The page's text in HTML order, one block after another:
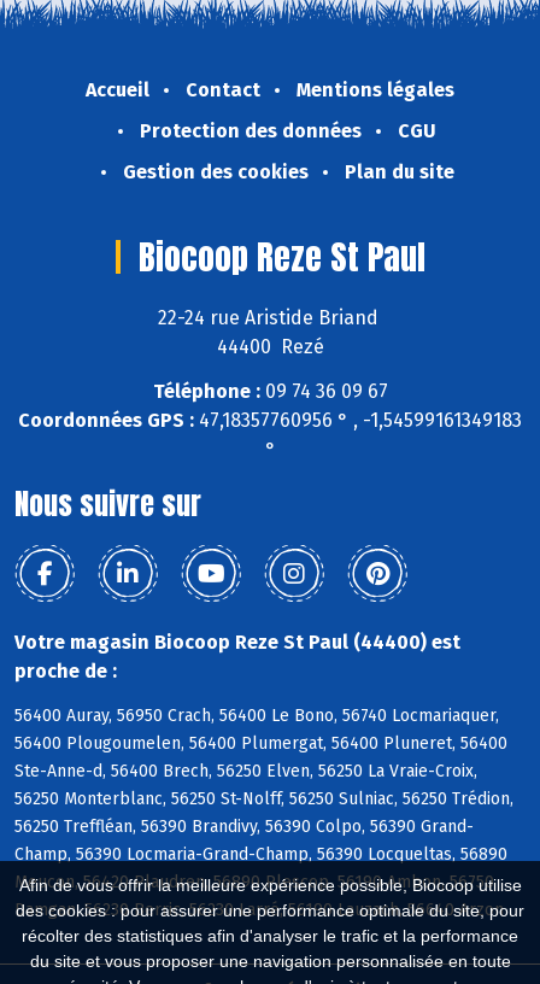
Afin de vous offrir la meilleure expérience possible, Biocoop utilise
des cookies : pour assurer une performance optimale du site, pour
récolter des statistiques afin d'analyser le trafic et la performance
du site et vous proposer une navigation personnalisée en toute
Accueil Contact
Mentions légales
Protection des données
CGU
Gestion des cookies
Plan du site
Biocoop Reze St Paul
22-24 rue Aristide Briand
44400 Rezé
Téléphone :09 74 36 09 67
Coordonnées GPS : 47,18357760956 ° , -1,54599161349183
°
Nous suivre sur
Votre magasin Biocoop Reze St Paul (44400) est
proche de :
56400 Auray, 56950 Crach, 56400 Le Bono, 56740 Locmariaquer,
56400 Plougoumelen, 56400 Plumergat, 56400 Pluneret, 56400
Ste-Anne-d, 56400 Brech, 56250 Elven, 56250 La Vraie-Croix,
56250 Monterblanc, 56250 St-Nolff, 56250 Sulniac, 56250 Trédion,
56250 Treffléan, 56390 Brandivy, 56390 Colpo, 56390 Grand-
Champ, 56390 Locmaria-Grand-Champ, 56390 Locqueltas, 56890
Meucon, 56420 Plaudren, 56890 Plescop, 56190 Ambon, 56750
Damgan, 56230 Berric, 56230 Larré, 56190 Lauzach, 56640 Arzon